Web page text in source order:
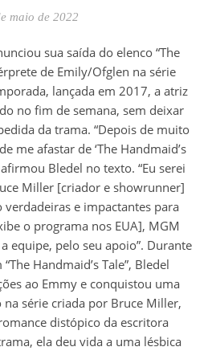
maio de 2022
de Emily/Ofglen na série
lançada em 2017, a atriz
no fim de semana, sem deixar
da trama. “Depois de muito
me afastar de ‘The Handmaid’s
Bledel no texto. “Eu serei
Miller [criador e showrunner]
verdadeiras e impactantes para
o programa nos EUA], MGM
equipe, pelo seu apoio”. Durante
Handmaid’s Tale”, Bledel
ao Emmy e conquistou uma
série criada por Bruce Miller,
distópico da escritora
ela deu vida a uma lésbica